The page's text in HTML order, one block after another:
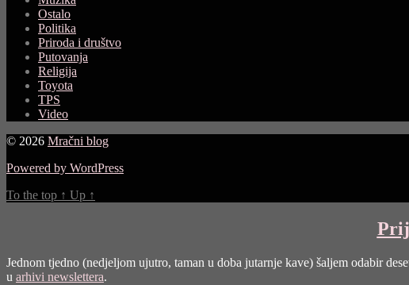
Ostalo
Politika
Priroda i društvo
Putovanja
Religija
Toyota
TPS
Video
© 2026 Mračni blog
Powered by WordPress
To the top ↑ Up ↑
Jednom tjedno (nedjeljom ujutro, taman u doba jutarnje kave) šaljem odabir
u arhivi newslettera.